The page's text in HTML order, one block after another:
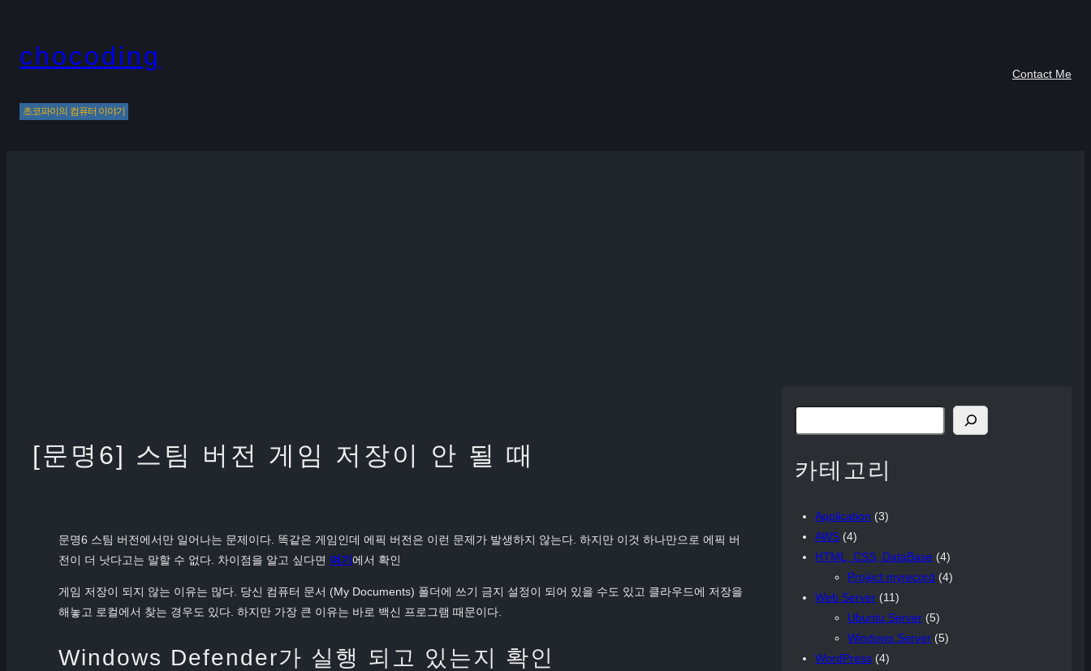
content
chocoding
초코파이의 컴퓨터 이야기
Contact Me
[문명6] 스팀 버전 게임 저장이 안 될 때
문명6 스팀 버전에서만 일어나는 문제이다. 똑같은 게임인데 에픽 버전은 이런 문제가 발생하지 않는다. 하지만 이것 하나만으로 에픽 버
전이 더 낫다고는 말할 수 없다. 차이점을 알고 싶다면 여기 에서 확인
게임 저장이 되지 않는 이유는 많다. 당신 컴퓨터 문서 (My Documents) 폴더에 쓰기 금지 설정이 되어 있을 수도 있고 클라우드에 저장을
해놓고 로컬에서 찾는 경우도 있다. 하지만 가장 큰 이유는 바로 백신 프로그램 때문이다.
Windows Defender가 실행 되고 있는지 확인
索
카테고리
Application (3)
AWS (4)
HTML, CSS, DataBase (4)
Project myrecord (4)
Web Server (11)
Ubuntu Server (5)
Windows Server (5)
WordPress (4)